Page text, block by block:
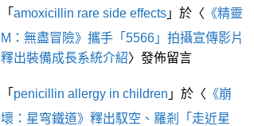
「 amoxicillin rare side effects 」於〈 《精靈
M：無盡冒險》攜手「5566」拍攝宣傳影片
釋出裝備成長系統介紹〉發佈留言
「 penicillin allergy in children 」於〈 《崩
壞：星穹鐵道》釋出馭空、羅剎「走近星